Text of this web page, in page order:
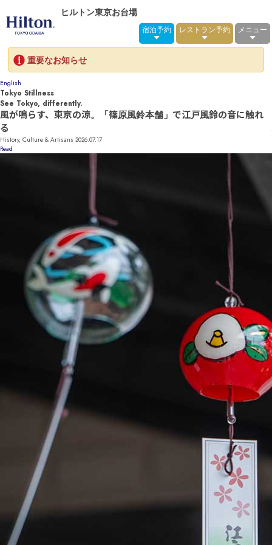
ヒルトン東京お台場
宿泊予約 レストラン予約 メニュー
重要なお知らせ
English
Stillness
Tokyo, differently.
鳴らす、東京の涼。「篠原風鈴本舗」で江戸風鈴の音に触れ
Culture & Artisans2026.07.17
な